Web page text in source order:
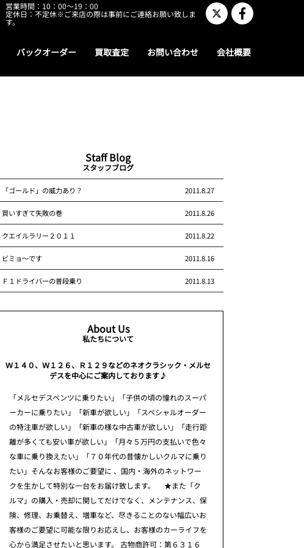
営業時間：10：00～19：00
定休日：不定休※ご来店の際は事前にご連絡お願い致しま
す。
バックオーダー 買取査定 お問い合わせ 会社概要
Staff Blog
スタッフブログ
「ゴールド」の威力あり？ 2011.8.27
買いすぎて失敗の巻 2011.8.26
クエイルラリー２０１１ 2011.8.22
ビミョ～です 2011.8.16
Ｆ１ドライバーの普段乗り 2011.8.13
About Us
私たちについて
Ｗ１４０、Ｗ１２６、Ｒ１２９などのネオクラシック・メルセ
デスを中心にご案内しております♪
「メルセデスベンツに乗りたい」「子供の頃の憧れのスーパ
ーカーに乗りたい」「新車が欲しい」「スペシャルオーダー
の特注車が欲しい」「新車の様な中古車が欲しい」「走行距
離が多くても安い車が欲しい」「月々５万円の支払いで色々
な車に乗り換えたい」「７０年代の昔懐かしいクルマに乗り
たい」そんなお客様のご要望に 、国内・海外のネットワー
クを生かして特別な一台をお届け致します。 ★また「ク
ルマ」の購入・売却に関してだけでなく、メンテナンス、保
険、修理、お乗替え、増車など、尽きることのない幅広いお
客様のご要望に可能な限りお応えし、お客様のカーライフを
心から満足させたいと思います。 古物商許可：第６３１６